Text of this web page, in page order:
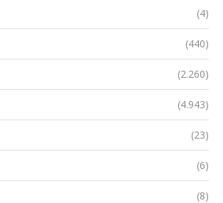
(4)
(440)
(2.260)
(4.943)
(23)
(6)
(8)